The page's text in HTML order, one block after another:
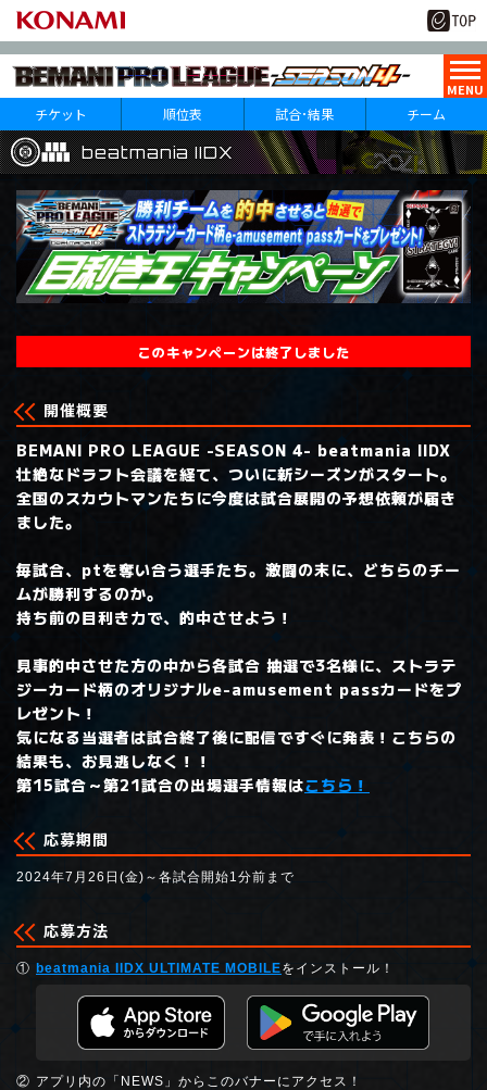
チケット 順位表 試合･結果
beatmania IIDX
10月29日(火)
第1試合
チーム
beatmania IIDX
beatmania IIDX
このキャンペーンは終了しました
開催概要
BEMANI PRO LEAGUE -SEASON 4- beatmania IIDX
壮絶なドラフト会議を経て、ついに新シーズンがスタート。
全国のスカウトマンたちに今度は試合展開の予想依頼が届き
ました。
毎試合、ptを奪い合う選手たち。激闘の末に、どちらのチー
ムが勝利するのか。
持ち前の目利き力で、的中させよう！
見事的中させた方の中から各試合 抽選で3名様に、ストラテ
ジーカード柄のオリジナルe-amusement passカードをプ
レゼント！
気になる当選者は試合終了後に配信ですぐに発表！こちらの
結果も、お見逃しなく！！
第15試合～第21試合の出場選手情報はこちら！
応募期間
2024年7月26日(金)～各試合開始1分前まで
応募方法
beatmania IIDX ULTIMATE MOBILEをインストール！
アプリ内の「NEWS」からこのバナーにアクセス！